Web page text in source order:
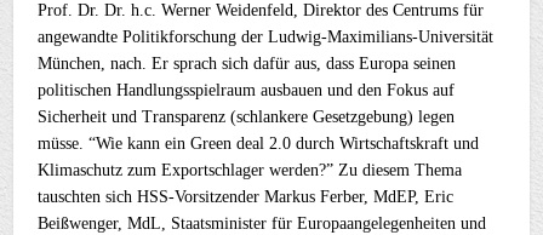
Prof. Dr. Dr. h.c. Werner Weidenfeld, Direktor des Centrums für
angewandte Politikforschung der Ludwig-Maximilians-Universität
München, nach. Er sprach sich dafür aus, dass Europa seinen
politischen Handlungsspielraum ausbauen und den Fokus auf
Sicherheit und Transparenz (schlankere Gesetzgebung) legen
müsse. “Wie kann ein Green deal 2.0 durch Wirtschaftskraft und
Klimaschutz zum Exportschlager werden?” Zu diesem Thema
tauschten sich HSS-Vorsitzender Markus Ferber, MdEP, Eric
Beißwenger, MdL, Staatsminister für Europaangelegenheiten und